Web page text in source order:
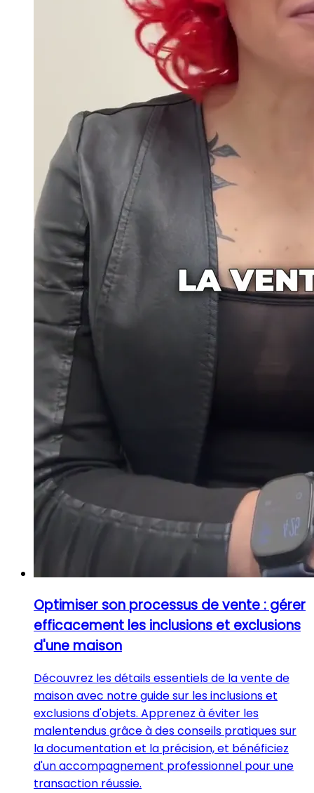
Optimiser son processus de vente : gérer
efficacement les inclusions et exclusions
d'une maison
Découvrez les détails essentiels de la vente de
maison avec notre guide sur les inclusions et
exclusions d'objets. Apprenez à éviter les
malentendus grâce à des conseils pratiques sur
la documentation et la précision, et bénéficiez
d'un accompagnement professionnel pour une
transaction réussie.